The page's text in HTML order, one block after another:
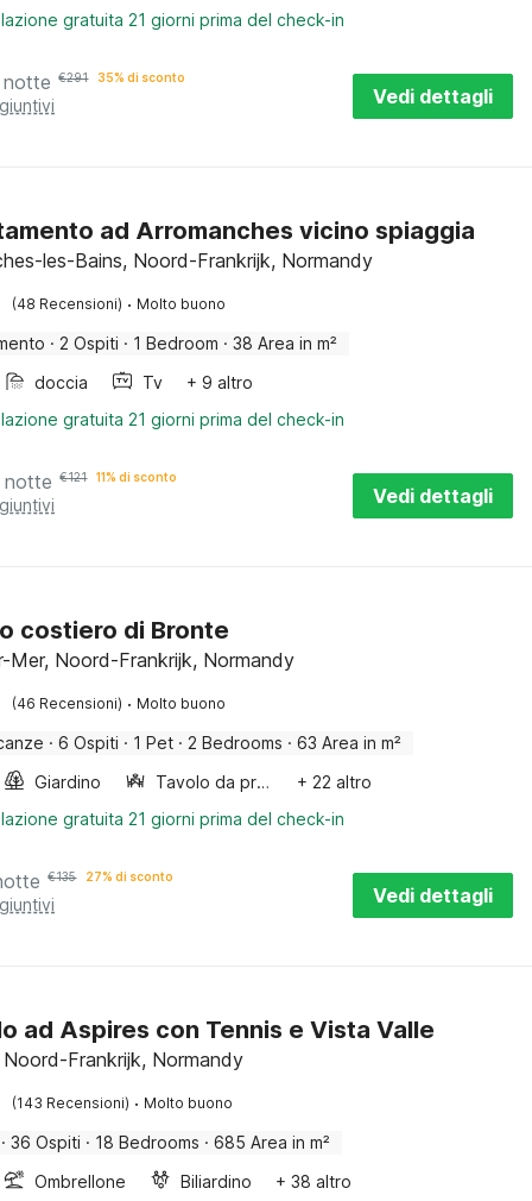
gratuita 21 giorni prima del check-in
notte €291 35% di sconto
Vedi dettagli
ad Arromanches vicino spiaggia
les-Bains, Noord-Frankrijk, Normandy
(48 Recensioni) · Molto buono
· 2 Ospiti · 1 Bedroom · 38 Area in m²
doccia
Tv
+ 9 altro
gratuita 21 giorni prima del check-in
notte €121 11% di sconto
Vedi dettagli
costiero di Bronte
Mer, Noord-Frankrijk, Normandy
(46 Recensioni) · Molto buono
· 6 Ospiti · 1 Pet · 2 Bedrooms · 63 Area in m²
Giardino
Tavolo da pranzo
+ 22 altro
gratuita 21 giorni prima del check-in
€135 27% di sconto
Vedi dettagli
ad Aspires con Tennis e Vista Valle
Noord-Frankrijk, Normandy
(143 Recensioni) · Molto buono
· 36 Ospiti · 18 Bedrooms · 685 Area in m²
Ombrellone
Biliardino
+ 38 altro